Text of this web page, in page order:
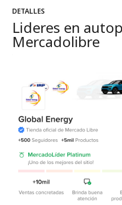
DETALLES
Lideres en
Mercadolibre